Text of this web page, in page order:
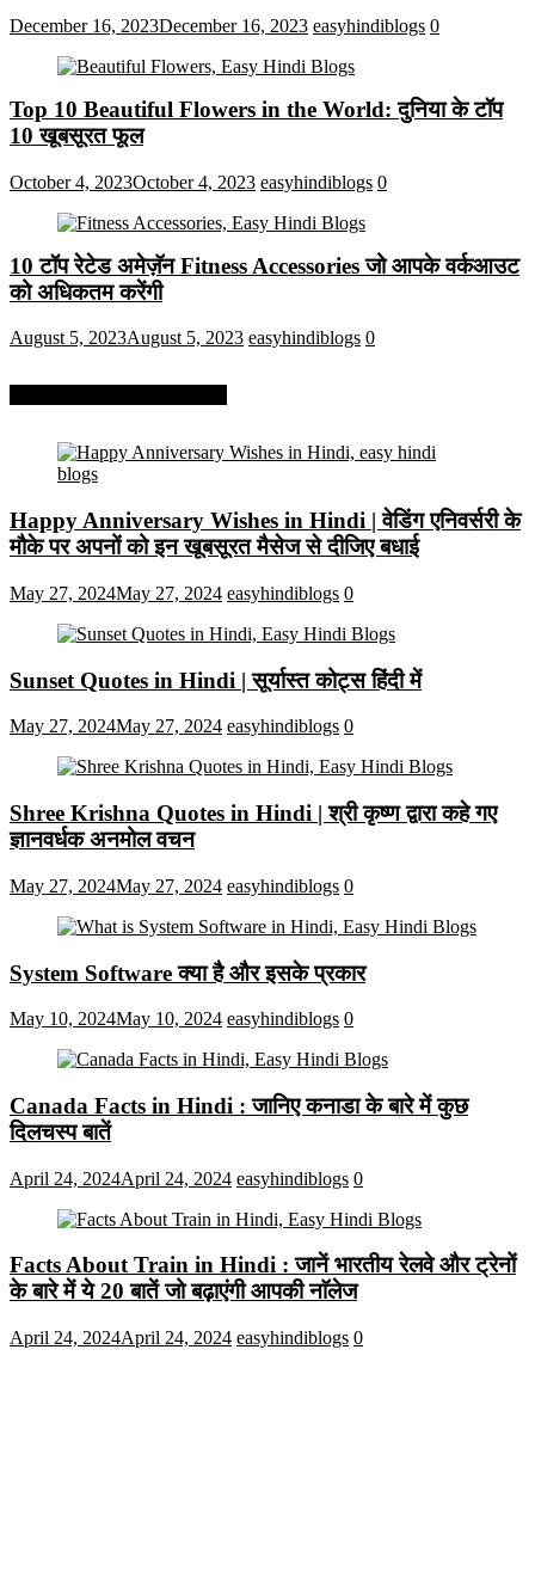
December 16, 2023December 16, 2023 easyhindiblogs 0
Top 10 Beautiful Flowers in the World: दुनिया के टॉप
10 खूबसूरत फूल
October 4, 2023October 4, 2023 easyhindiblogs 0
10 टॉप रेटेड अमेज़ॅन Fitness Accessories जो आपके वर्कआउट
को अधिकतम करेंगी
August 5, 2023August 5, 2023 easyhindiblogs 0
Happy Anniversary Wishes in Hindi | वेडिंग एनिवर्सरी के
मौके पर अपनों को इन खूबसूरत मैसेज से दीजिए बधाई
May 27, 2024May 27, 2024 easyhindiblogs 0
Sunset Quotes in Hindi | सूर्यास्त कोट्स हिंदी में
May 27, 2024May 27, 2024 easyhindiblogs 0
Shree Krishna Quotes in Hindi | श्री कृष्ण द्वारा कहे गए
ज्ञानवर्धक अनमोल वचन
May 27, 2024May 27, 2024 easyhindiblogs 0
System Software क्या है और इसके प्रकार
May 10, 2024May 10, 2024 easyhindiblogs 0
Canada Facts in Hindi : जानिए कनाडा के बारे में कुछ
दिलचस्प बातें
April 24, 2024April 24, 2024 easyhindiblogs 0
Facts About Train in Hindi : जानें भारतीय रेलवे और ट्रेनों
के बारे में ये 20 बातें जो बढ़ाएंगी आपकी नाॅलेज
April 24, 2024April 24, 2024 easyhindiblogs 0